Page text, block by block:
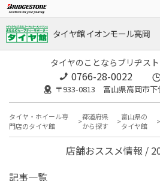
タイヤ館 イオンモール高岡
タイヤのことならブリヂス
0766-28-0022
〒933-0813 富山県高岡市下
タイヤ・ホイール専
門店のタイヤ館
都道府県
から探す
富山県の
タイヤ館
店舗おススメ情報 /
記事一覧